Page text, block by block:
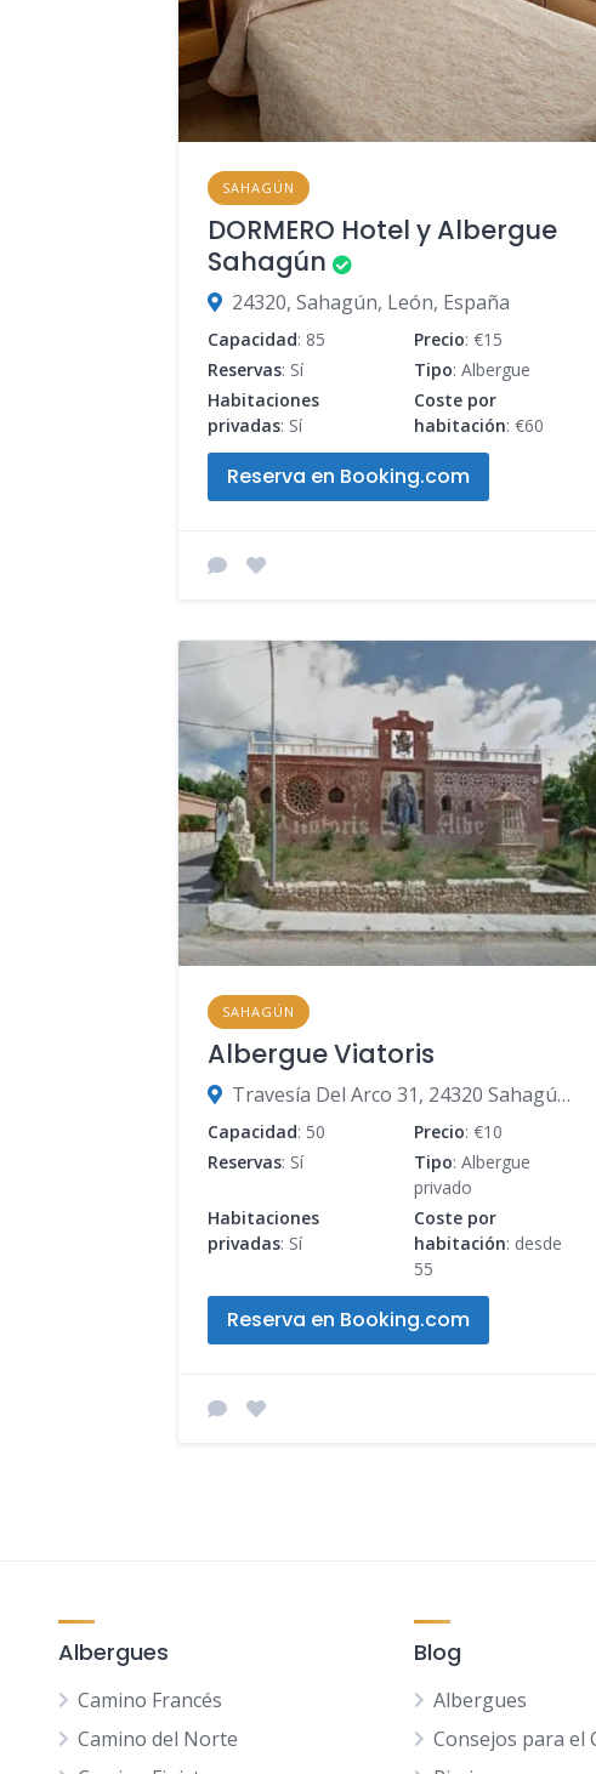
SAHAGÚN
DORMERO Hotel y Albergue
Sahagún
24320, Sahagún, León, España
Capacidad: 85 Precio: €15
Reservas: Sí Tipo: Albergue
Habitaciones
privadas: Sí
Coste por
habitación: €60
Reserva en Booking.com
SAHAGÚN
Albergue Viatoris
Travesía Del Arco 31, 24320 Sahagún, León, España
Capacidad: 50 Precio: €10
Reservas: Sí Tipo: Albergue
privado
Habitaciones
privadas: Sí
Coste por
habitación: desde
55
Reserva en Booking.com
Albergues
Camino Francés
Camino del Norte
Blog
Albergues
Consejos para el